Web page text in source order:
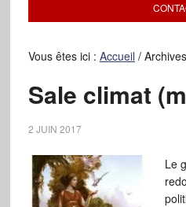
Vous êtes ici : Accueil /
Sale climat
2 JUIN 2017
Le